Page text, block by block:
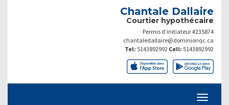
Chantale Dallaire
Courtier hypothécaire
Permis d’initiateur #235874
chantaledallaire@dominionqc.ca
Tel: 5143892992 Cell: 5143892992